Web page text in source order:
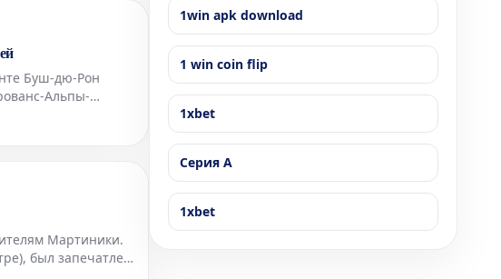
Буш-дю-Рон
Альпы-
Мартиники.
был запечатлен
1win apk download
1 win coin flip
1xbet
Серия А
1xbet